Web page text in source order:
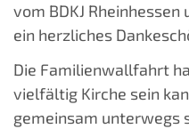
vom BDKJ Rheinhessen
ein herzliches
Die Familienwallfahrt
vielfältig Kirche sein
gemeinsam unterwegs